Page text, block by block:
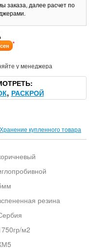
заказа, далее расчет по
*
у менеджера
РАСКРОЙ
Хранение купленного товара
резина
м2